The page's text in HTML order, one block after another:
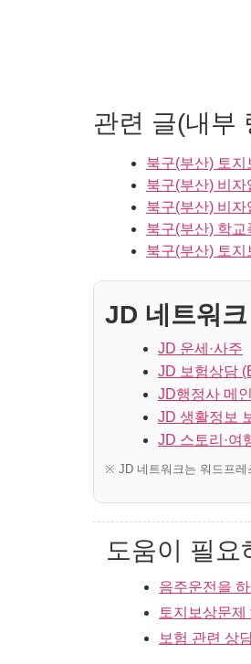
관련 글(내부
북구(부산) 토지
북구(부산) 비자
북구(부산) 비자
북구(부산) 학교
북구(부산) 토지
JD 네트워
JD 운세·사주
JD 보험상담
JD행정사 메
JD 생활정보
JD 스토리·여
※ JD 네트워크는 워드프레
도움이 필요
음주운전을
토지보상문
보험 관련 상